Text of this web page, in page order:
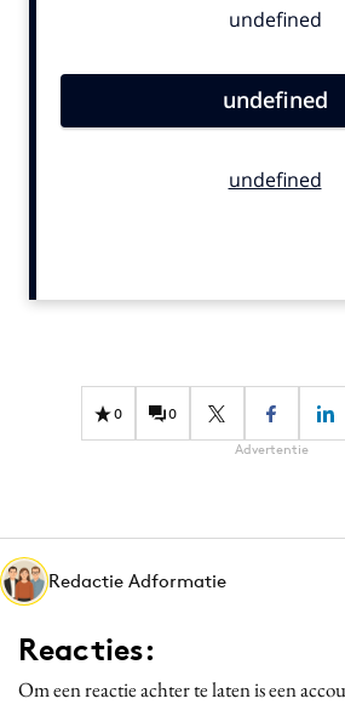
Contentmarketing
Effectiviteit
Gedragsverandering
Martech
Media
Merkstrategie
PR
Programmatic
0 0
Advertentie
Redactie Adformatie
Reacties:
Om een reactie achter te laten is een